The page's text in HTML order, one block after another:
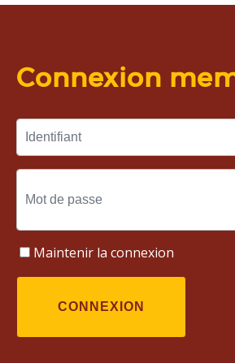
Connexion
Identifiant
Mot de passe
Maintenir la connexion
CONNEXION